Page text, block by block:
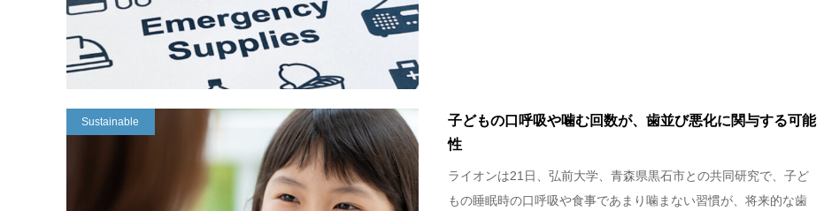
Sustainable
子どもの口呼吸や噛む回数が、歯並び悪化に関与する可能
性
ライオンは21日、弘前大学、青森県黒石市との共同研究で、子ど
もの睡眠時の口呼吸や食事であまり噛まない習慣が、将来的な歯